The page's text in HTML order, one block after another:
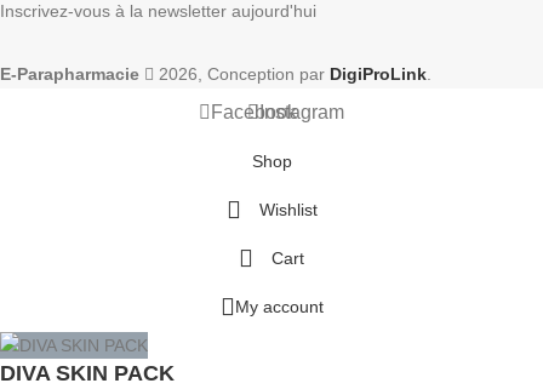
Inscrivez-vous à la newsletter aujourd'hui
E-Parapharmacie 2026, Conception par DigiProLink
FacebookInstagram
Shop
Wishlist
Cart
My account
DIVA SKIN PACK